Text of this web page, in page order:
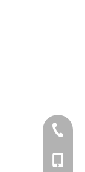
+86-